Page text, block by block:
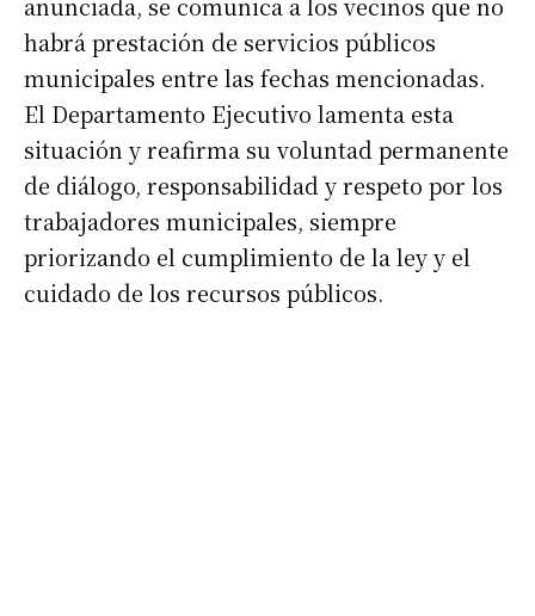
habrá prestación de servicios públicos
municipales entre las fechas mencionadas.
El Departamento Ejecutivo lamenta esta
situación y reafirma su voluntad permanente
de diálogo, responsabilidad y respeto por los
trabajadores municipales, siempre
priorizando el cumplimiento de la ley y el
cuidado de los recursos públicos.